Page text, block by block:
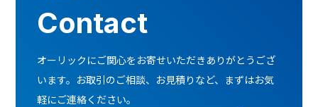
Contact
オーリックにご関心をお寄せいただきありがとうござ
います。 お取引のご相談、お見積りなど、まずはお気
軽にご連絡ください。